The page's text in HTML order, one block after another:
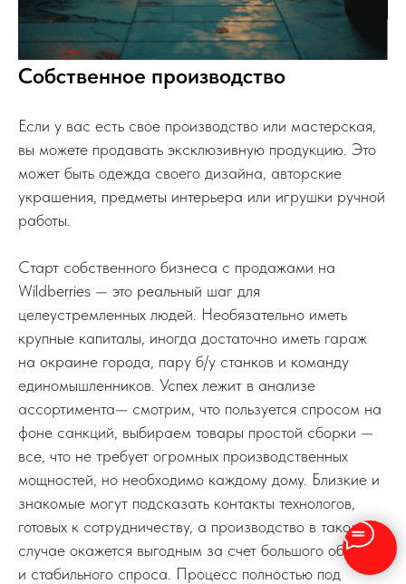
Собственное производство
Если у вас есть свое производство или мастерская,
вы можете продавать эксклюзивную продукцию. Это
может быть одежда своего дизайна, авторские
украшения, предметы интерьера или игрушки ручной
работы.
Старт собственного бизнеса с продажами на
Wildberries — это реальный шаг для
целеустремленных людей. Необязательно иметь
крупные капиталы, иногда достаточно иметь гараж
на окраине города, пару б/у станков и команду
единомышленников. Успех лежит в анализе
ассортимента— смотрим, что пользуется спросом на
фоне санкций, выбираем товары простой сборки —
все, что не требует огромных производственных
мощностей, но необходимо каждому дому. Близкие и
знакомые могут подсказать контакты технологов,
готовых к сотрудничеству, а производство в таком
случае окажется выгодным за счет большого объема
и стабильного спроса. Процесс полностью под